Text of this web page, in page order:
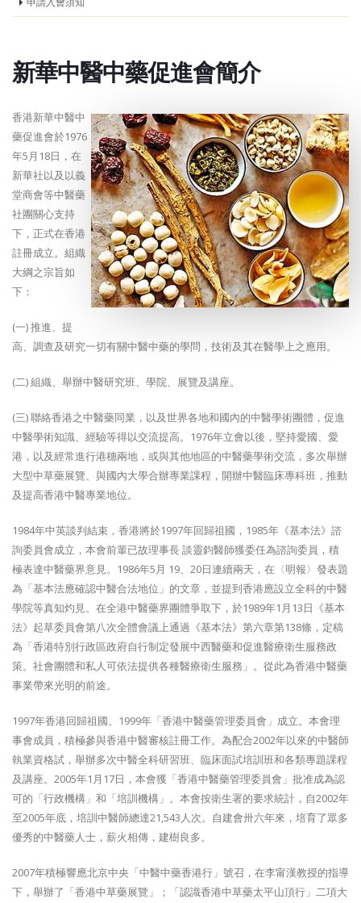
新華中醫中藥促進會簡介
香港新華中醫中
藥促進會於1976
年5月18日，在
新華社以及以義
堂商會等中醫藥
社團關心支持
下，正式在香港
註冊成立。組織
大綱之宗旨如
下：
(一)推進、提
高、調查及研究一切有關中醫中藥的學問，技術及其在醫學上之應用。
(二)組織、舉辦中醫研究班、學院、展覽及講座。
(三)聯絡香港之中醫藥同業，以及世界各地和國內的中醫學術團體，促進
中醫學術知識、經驗等得以交流提高。1976年立會以後，堅持愛國、愛
港，以及經常進行港穗兩地，或與其他地區的中醫藥學術交流，多次舉辦
大型中草藥展覽、與國內大學合辦專業課程，開辦中醫臨床專科班，推動
及提高香港中醫專業地位。
1984年中英談判結束，香港將於1997年回歸祖國，1985年《基本法》諮
詢委員會成立，本會前輩已故理事長 談靈鈞醫師獲委任為諮詢委員，積
極表達中醫藥界意見。1986年5月 19、20日連續兩天，在〈明報〉發表題
為「基本法應確認中醫合法地位」的文章，並提到香港應設立全科的中醫
學院等真知灼見。在全港中醫藥界團體爭取下，於1989年1月13日《基本
法》起草委員會第八次全體會議上通過《基本法》第六章第138條，定稿
為「香港特別行政區政府自行制定發展中西醫藥和促進醫療衛生服務政
策。社會團體和私人可依法提供各種醫療衛生服務」。從此為香港中醫藥
事業帶來光明的前途。
1997年香港回歸祖國。1999年「香港中醫藥管理委員會」成立。本會理
事會成員，積極參與香港中醫審核註冊工作。為配合2002年以來的中醫師
執業資格試，舉辦多次中醫全科研習班、臨床面試培訓班和各類專題課程
及講座。2005年1月17日，本會獲「香港中醫藥管理委員會」批准成為認
可的「行政機構」和「培訓機構」。本會按衛生署的要求統計，自2002年
至2005年底，培訓中醫師總達21,543人次。自建會卅六年來，培育了眾多
優秀的中醫藥人士，薪火相傳，建樹良多。
2007年積極響應北京中央「中醫中藥香港行」號召，在李甯漢教授的指導
下，舉辦了「香港中草藥展覽」；「認識香港中草藥太平山頂行」二項大